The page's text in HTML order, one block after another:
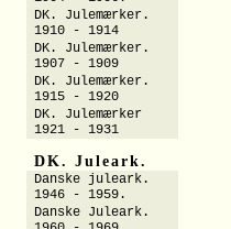
DK. Julemærker.
1910 - 1914
DK. Julemærker.
1907 - 1909
DK. Julemærker.
1915 - 1920
DK. Julemærker
1921 - 1931
DK. Juleark.
Danske juleark.
1946 - 1959.
Danske Juleark.